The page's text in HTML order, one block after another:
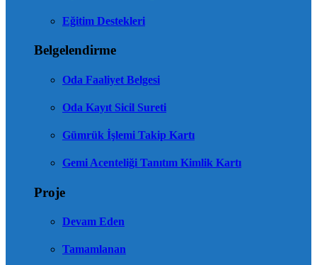
Eğitim Destekleri
Belgelendirme
Oda Faaliyet Belgesi
Oda Kayıt Sicil Sureti
Gümrük İşlemi Takip Kartı
Gemi Acenteliği Tanıtım Kimlik Kartı
Proje
Devam Eden
Tamamlanan